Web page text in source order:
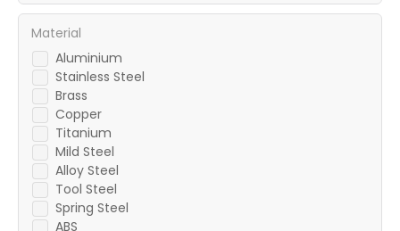
Aluminium
Stainless Steel
Brass
Copper
Titanium
Mild Steel
Alloy Steel
Tool Steel
Spring Steel
ABS
Material